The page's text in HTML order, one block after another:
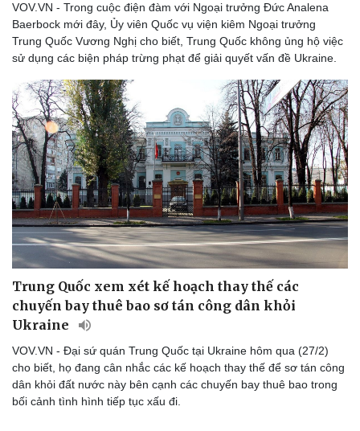
Thể thao
Bóng đá
Lịch thi đấu bóng đá
Thế giới thể thao
eSports
Hậu trường
Ô tô - Xe máy
Ô tô
Xe máy
Tư vấn
VOV.VN - Trong cuộc điện đàm với Ngoại trưởng Đức Analena
Baerbock mới đây, Ủy viên Quốc vụ viện kiêm Ngoại trưởng
Trung Quốc Vương Nghị cho biết, Trung Quốc không ủng hộ việc
sử dụng các biện pháp trừng phạt để giải quyết vấn đề Ukraine.
Trung Quốc xem xét kế hoạch thay thế các
chuyến bay thuê bao sơ tán công dân khỏi
Ukraine
VOV.VN - Đại sứ quán Trung Quốc tại Ukraine hôm qua (27/2)
cho biết, họ đang cân nhắc các kế hoạch thay thế để sơ tán công
dân khỏi đất nước này bên cạnh các chuyến bay thuê bao trong
bối cảnh tình hình tiếp tục xấu đi.